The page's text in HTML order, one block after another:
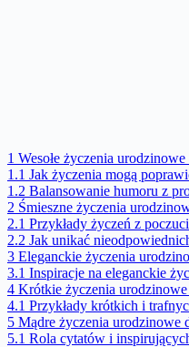
1 Wesołe życzenia urodzinowe
1.1 Jak życzenia mogą
1.2 Balansowanie humoru z
2 Śmieszne życzenia
2.1 Przykłady życzeń z
2.2 Jak unikać
3 Eleganckie życzenia
3.1 Inspiracje na eleganckie
4 Krótkie życzenia urodzinowe
4.1 Przykłady krótkich i
5 Mądre życzenia urodzinowe
5.1 Rola cytatów i